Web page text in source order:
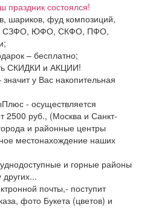
состоялся!
шариков, фуд композиций,
СЗФО, ЮФО, СКФО, ПФО,
– бесплатно;
СКИДКИ и АКЦИИ!
у Вас накопительная
- осуществляется
руб., (Москва и Санкт-
и районные центры
местонахождение наших
и горные районы
почты,- поступит
фото Букета (цветов) и